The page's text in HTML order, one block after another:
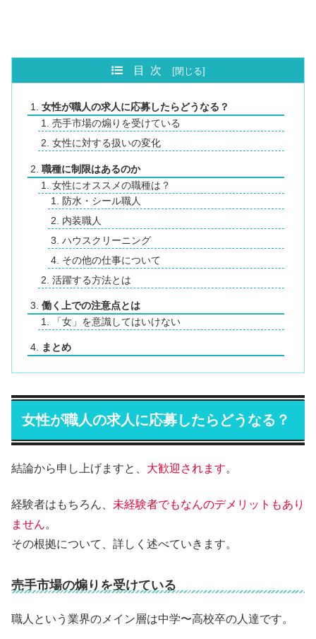
目次
女性が職人の求人に応募したらどうなる？
売手市場の煽りを受けている
女性に対する扱いの変化
職種に制限はあるのか
女性にオススメの職種は？
防水・シール職人
内装職人
ハウスクリーニング
その他の仕事について
活躍する方法とは
働く上での注意点とは
「女」を意識してはいけない
まとめ
女性が職人の求人に応募したらどうなる？
結論から申し上げますと、 大歓迎されます。
経験者はもちろん、 未経験者でもなんのデメリットもあり
ません。
その根拠について、詳しく述べていきます。
売手市場の煽りを受けている
職人という業界のメイン層は中学〜高校卒の人達です。